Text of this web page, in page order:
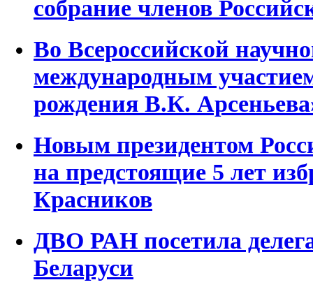
собрание членов
Во Всероссийской
международным
рождения В.К.
Новым президентом
на предстоящие 5 лет
Красников
ДВО РАН посетила
Беларуси